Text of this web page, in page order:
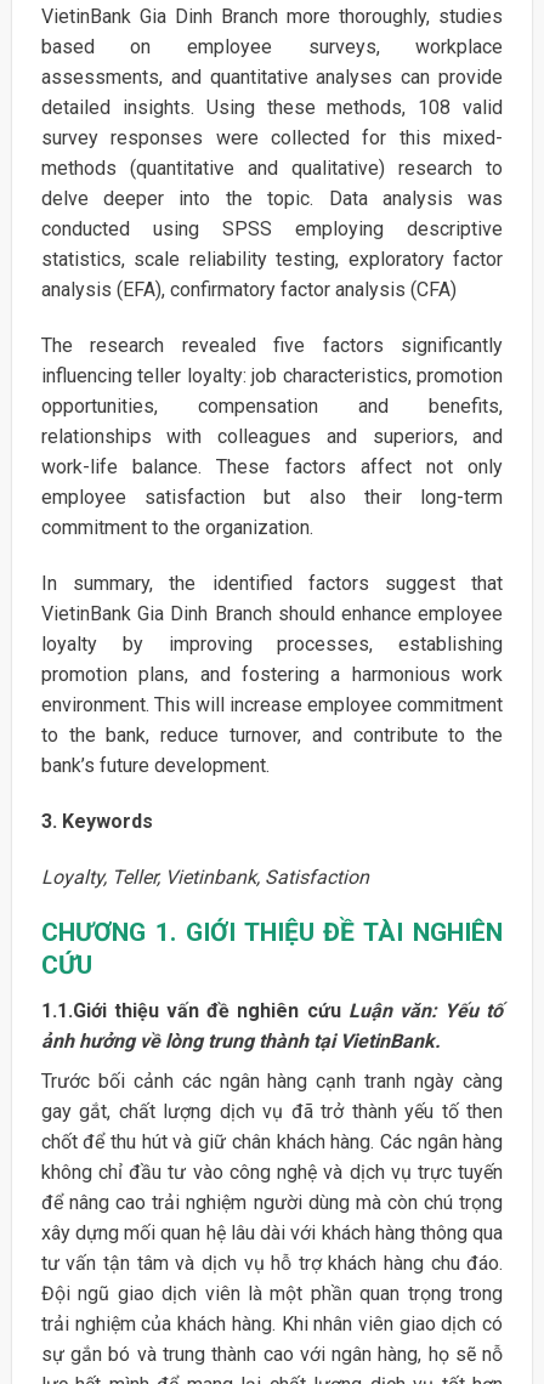
VietinBank Gia Dinh Branch more thoroughly, studies
based on employee surveys, workplace
assessments, and quantitative analyses can provide
detailed insights. Using these methods, 108 valid
survey responses were collected for this mixed-
methods (quantitative and qualitative) research to
delve deeper into the topic. Data analysis was
conducted using SPSS employing descriptive
statistics, scale reliability testing, exploratory factor
analysis (EFA), confirmatory factor analysis (CFA)
The research revealed five factors significantly
influencing teller loyalty: job characteristics, promotion
opportunities, compensation and benefits,
relationships with colleagues and superiors, and
work-life balance. These factors affect not only
employee satisfaction but also their long-term
commitment to the organization.
In summary, the identified factors suggest that
VietinBank Gia Dinh Branch should enhance employee
loyalty by improving processes, establishing
promotion plans, and fostering a harmonious work
environment. This will increase employee commitment
to the bank, reduce turnover, and contribute to the
bank’s future development.
3. Keywords
Loyalty, Teller, Vietinbank, Satisfaction
CHƯƠNG 1. GIỚI THIỆU ĐỀ TÀI NGHIÊN
CỨU
1.1.Giới thiệu vấn đề nghiên cứu Luận văn: Yếu tố
ảnh hưởng về lòng trung thành tại VietinBank.
Trước bối cảnh các ngân hàng cạnh tranh ngày càng
gay gắt, chất lượng dịch vụ đã trở thành yếu tố then
chốt để thu hút và giữ chân khách hàng. Các ngân hàng
không chỉ đầu tư vào công nghệ và dịch vụ trực tuyến
để nâng cao trải nghiệm người dùng mà còn chú trọng
xây dựng mối quan hệ lâu dài với khách hàng thông qua
tư vấn tận tâm và dịch vụ hỗ trợ khách hàng chu đáo.
Đội ngũ giao dịch viên là một phần quan trọng trong
trải nghiệm của khách hàng. Khi nhân viên giao dịch có
sự gắn bó và trung thành cao với ngân hàng, họ sẽ nỗ